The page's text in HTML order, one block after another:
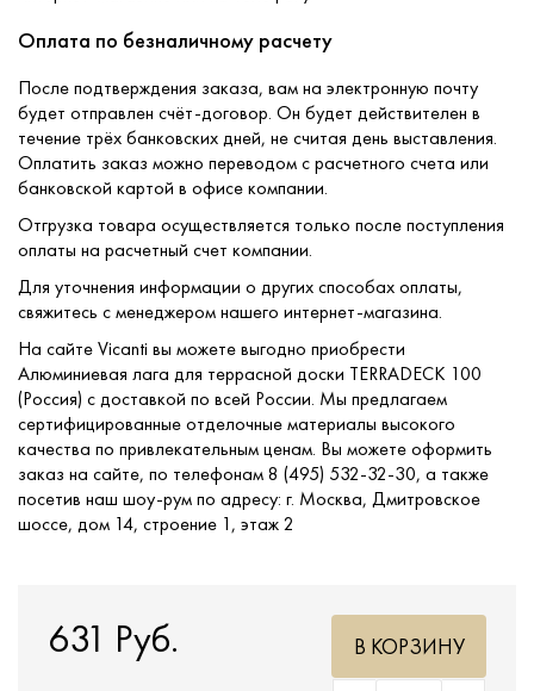
Оплата по безналичному расчету
После подтверждения заказа, вам на электронную почту
будет отправлен счёт-договор. Он будет действителен в
течение трёх банковских дней, не считая день выставления.
Оплатить заказ можно переводом с расчетного счета или
банковской картой в офисе компании.
Отгрузка товара осуществляется только после поступления
оплаты на расчетный счет компании.
Для уточнения информации о других способах оплаты,
свяжитесь с менеджером нашего интернет-магазина.
На сайте Vicanti вы можете выгодно приобрести
Алюминиевая лага для террасной доски TERRADECK 100
(Россия) с доставкой по всей России. Мы предлагаем
сертифицированные отделочные материалы высокого
качества по привлекательным ценам. Вы можете оформить
заказ на сайте, по телефонам 8 (495) 532-32-30, а также
посетив наш шоу-рум по адресу: г. Москва, Дмитровское
шоссе, дом 14, строение 1, этаж 2
631 Руб. В КОРЗИНУ